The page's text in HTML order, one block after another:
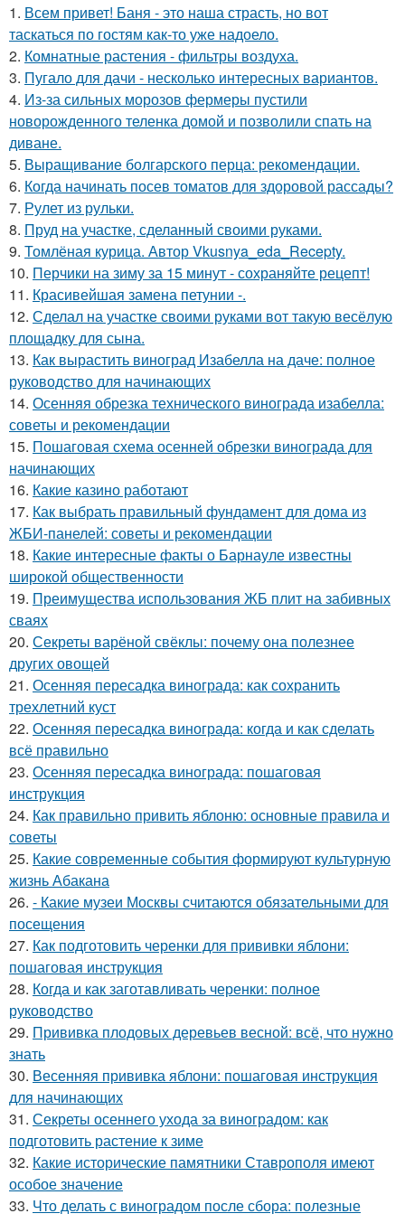
1. Всем привет! Баня - это наша страсть, но вот
таскаться по гостям как-то уже надоело.
2. Комнатные растения - фильтры воздуха.
3. Пугало для дачи - несколько интересных вариантов.
4. Из-за сильных морозов фермеры пустили
новорожденного теленка домой и позволили спать на
диване.
5. Выращивание болгарского перца: рекомендации.
6. Когда начинать посев томатов для здоровой рассады?
7. Рулет из рульки.
8. Пруд на участке, сделанный своими руками.
9. Томлёная курица. Автор Vkusnya_eda_Recepty.
10. Перчики на зиму за 15 минут - сохраняйте рецепт!
11. Красивейшая замена петунии -.
12. Сделал на участке своими руками вот такую весёлую
площадку для сына.
13. Как вырастить виноград Изабелла на даче: полное
руководство для начинающих
14. Осенняя обрезка технического винограда изабелла:
советы и рекомендации
15. Пошаговая схема осенней обрезки винограда для
начинающих
16. Какие казино работают
17. Как выбрать правильный фундамент для дома из
ЖБИ-панелей: советы и рекомендации
18. Какие интересные факты о Барнауле известны
широкой общественности
19. Преимущества использования ЖБ плит на забивных
сваях
20. Секреты варёной свёклы: почему она полезнее
других овощей
21. Осенняя пересадка винограда: как сохранить
трехлетний куст
22. Осенняя пересадка винограда: когда и как сделать
всё правильно
23. Осенняя пересадка винограда: пошаговая
инструкция
24. Как правильно привить яблоню: основные правила и
советы
25. Какие современные события формируют культурную
жизнь Абакана
26. - Какие музеи Москвы считаются обязательными для
посещения
27. Как подготовить черенки для прививки яблони:
пошаговая инструкция
28. Когда и как заготавливать черенки: полное
руководство
29. Прививка плодовых деревьев весной: всё, что нужно
знать
30. Весенняя прививка яблони: пошаговая инструкция
для начинающих
31. Секреты осеннего ухода за виноградом: как
подготовить растение к зиме
32. Какие исторические памятники Ставрополя имеют
особое значение
33. Что делать с виноградом после сбора: полезные